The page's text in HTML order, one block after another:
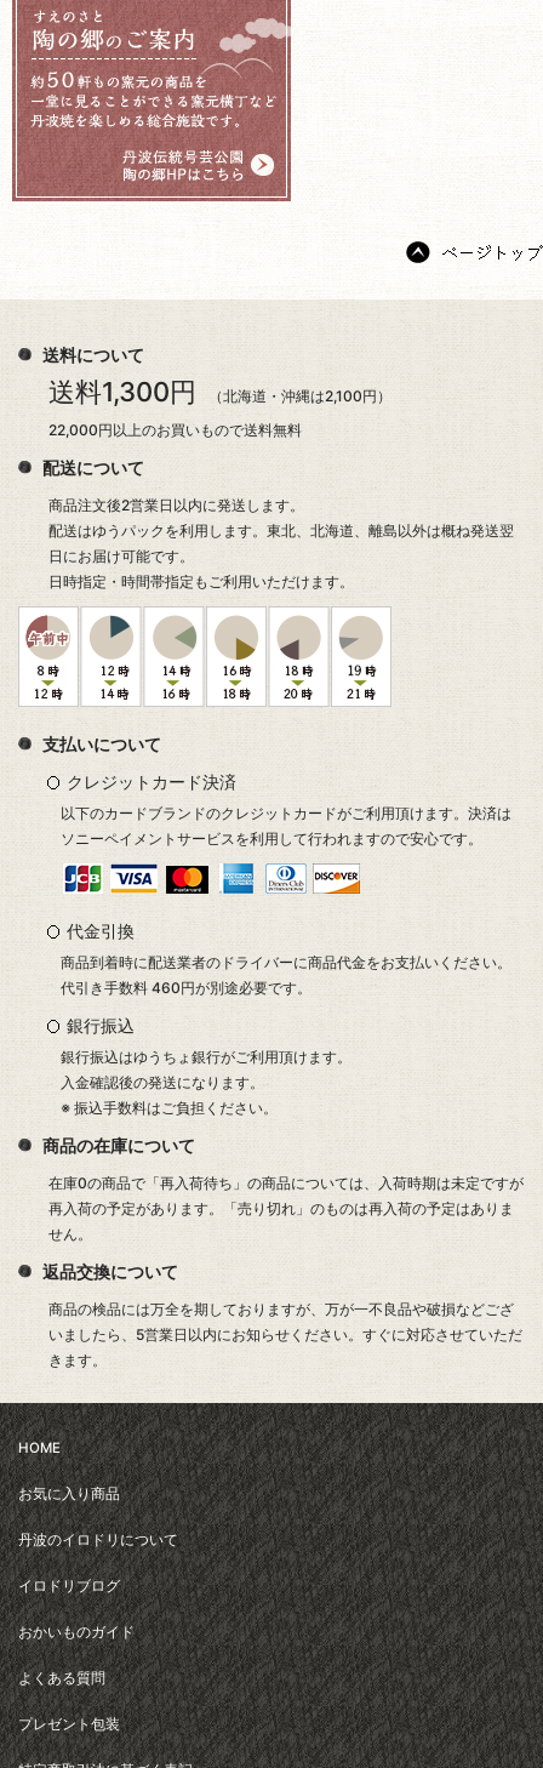
送料について
送料1,300円
（北海道・沖縄は2,100円）
22,000円以上のお買いもので送料無料
配送について
商品注文後2営業日以内に発送します。
配送はゆうパックを利用します。東北、北海道、離島以外は概ね発送翌
日にお届け可能です。
日時指定・時間帯指定もご利用いただけます。
支払いについて
クレジットカード決済
以下のカードブランドのクレジットカードがご利用頂けます。決済は
ソニーペイメントサービスを利用して行われますので安心です。
代金引換
商品到着時に配送業者のドライバーに商品代金をお支払いください。
代引き手数料 460円が別途必要です。
銀行振込
銀行振込はゆうちょ銀行がご利用頂けます。
入金確認後の発送になります。
※ 振込手数料はご負担ください。
商品の在庫について
在庫0の商品で「再入荷待ち」の商品については、入荷時期は未定ですが
再入荷の予定があります。「売り切れ」のものは再入荷の予定はありま
せん。
返品交換について
商品の検品には万全を期しておりますが、万が一不良品や破損などござ
いましたら、5営業日以内にお知らせください。すぐに対応させていただ
きます。
HOME
お気に入り商品
丹波のイロドリについて
イロドリブログ
おかいものガイド
よくある質問
プレゼント包装